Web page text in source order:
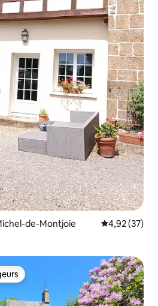
de-Montjoie Évaluation
4,92 (37)
les plus appréciés